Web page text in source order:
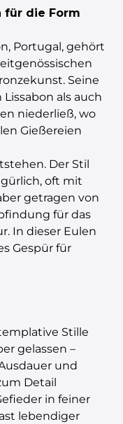
für die Form
Portugal, gehört
Seine
als auch
niederließ, wo
Gießereien
Der Stil
oft mit
getragen von
für das
In dieser Eulen
Gespür für
Stille
gelassen –
und
Detail
in feiner
lebendiger